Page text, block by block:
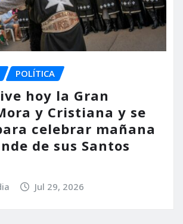
POLÍTICA
hoy la Gran
y Cristiana y se
celebrar mañana
de sus Santos
Jul 29, 2026